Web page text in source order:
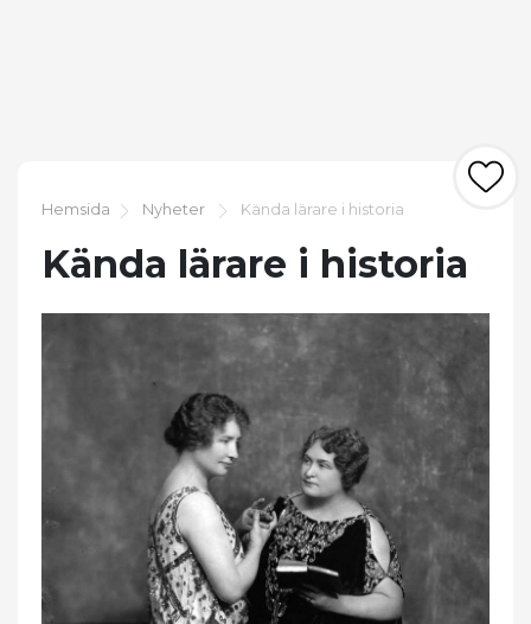
Hemsida Nyheter Kända lärare i historia
Kända lärare i historia